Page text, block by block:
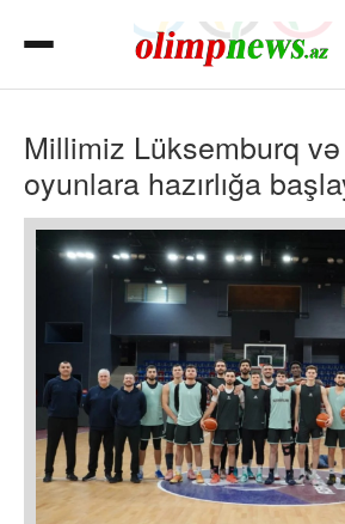
Millimiz Lüksemburq
oyunlara hazırlığa